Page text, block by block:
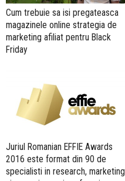
Cum trebuie sa isi pregateasca
magazinele online strategia de
marketing afiliat pentru Black
Friday
Juriul Romanian EFFIE Awards
2016 este format din 90 de
specialisti in research, marketing